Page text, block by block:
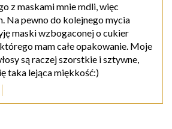
z maskami mnie mdli, więc
Na pewno do kolejnego mycia
maski wzbogaconej o cukier
mam całe opakowanie. Moje
są raczej szorstkie i sztywne,
taka lejąca miękkość:)